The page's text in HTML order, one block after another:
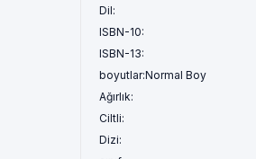
Dil:
ISBN-10:
ISBN-13:
boyutlar:Normal Boy
Ağırlık:
Ciltli:
Dizi: